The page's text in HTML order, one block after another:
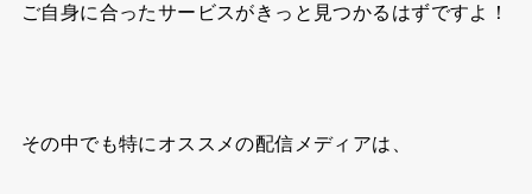
ご自身に合ったサービスがきっと見つかるはずですよ！
その中でも特にオススメの配信メディアは、